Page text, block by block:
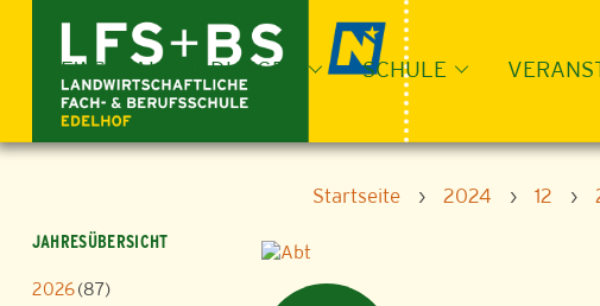
contentNEWS AUSBILDUNGEN SCHULE
Startseite › 2024 › 12 ›
JAHRESÜBERSICHT
2026(87)